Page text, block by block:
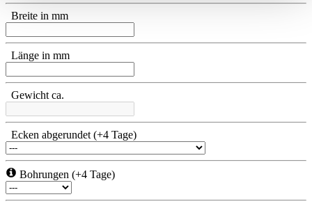
den Widerruf der Einwilligung wird die vorherige
Verarbeitung nicht berührt.
Impressum
Breite in mm
Länge in mm
Gewicht ca.
Ecken abgerundet (+4 Tage)
Bohrungen (+4 Tage)